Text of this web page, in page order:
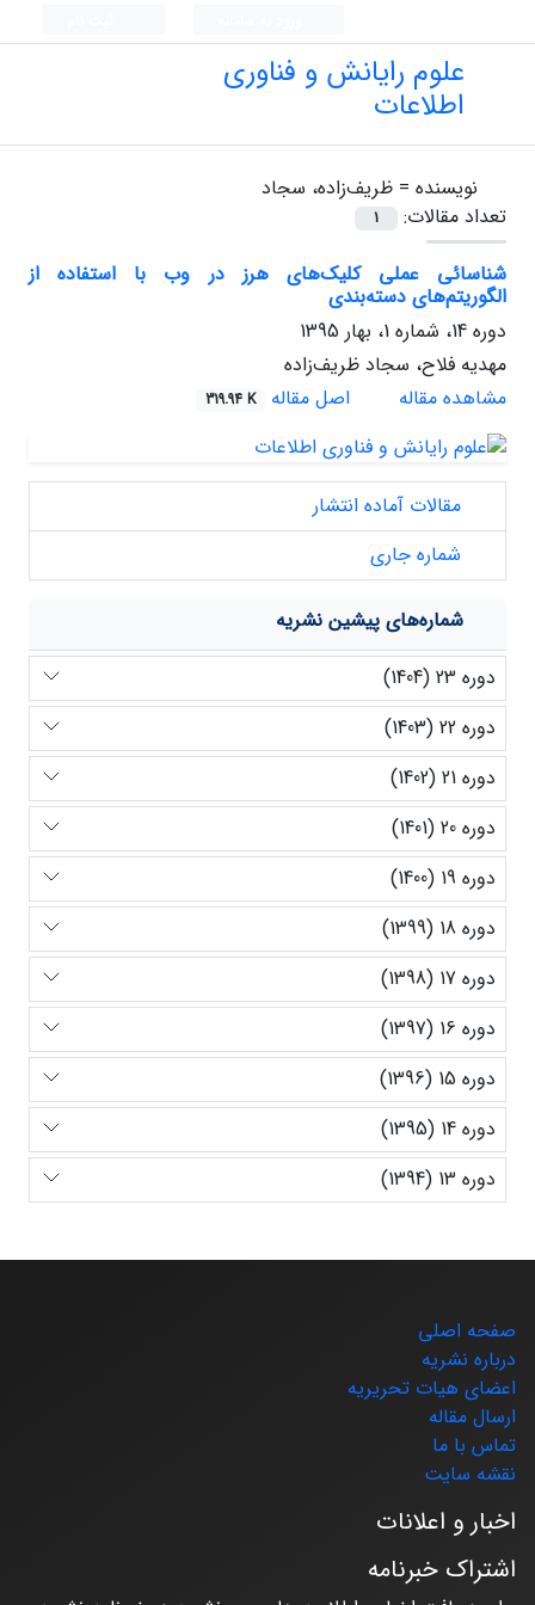
علوم رایانش و فناوری
اطلاعات
نویسنده = ظریف‌زاده، سجاد
تعداد مقالات:
1
شناسائی عملی کلیک‌های هرز در وب با استفاده از
الگوریتم‌های دسته‌بندی
دوره 14، شماره 1، بهار 1395
مهدیه فلاح، سجاد ظریف‌زاده
مشاهده مقاله
اصل مقاله 319.94 K
مقالات آماده انتشار
شماره جاری
شماره‌های پیشین نشریه
دوره 23 (1404)
دوره 22 (1403)
دوره 21 (1402)
دوره 20 (1401)
دوره 19 (1400)
دوره 18 (1399)
دوره 17 (1398)
دوره 16 (1397)
دوره 15 (1396)
دوره 14 (1395)
دوره 13 (1394)
صفحه اصلی
درباره نشریه
اعضای هیات تحریریه
ارسال مقاله
تماس با ما
نقشه سایت
اخبار و اعلانات
اشتراک خبرنامه